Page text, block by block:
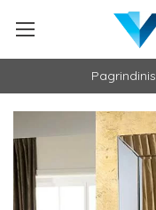
Pagrindinis